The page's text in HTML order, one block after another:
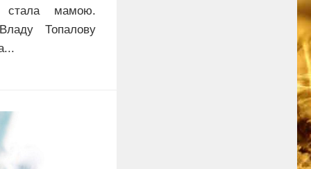
стала мамою.
Топалову